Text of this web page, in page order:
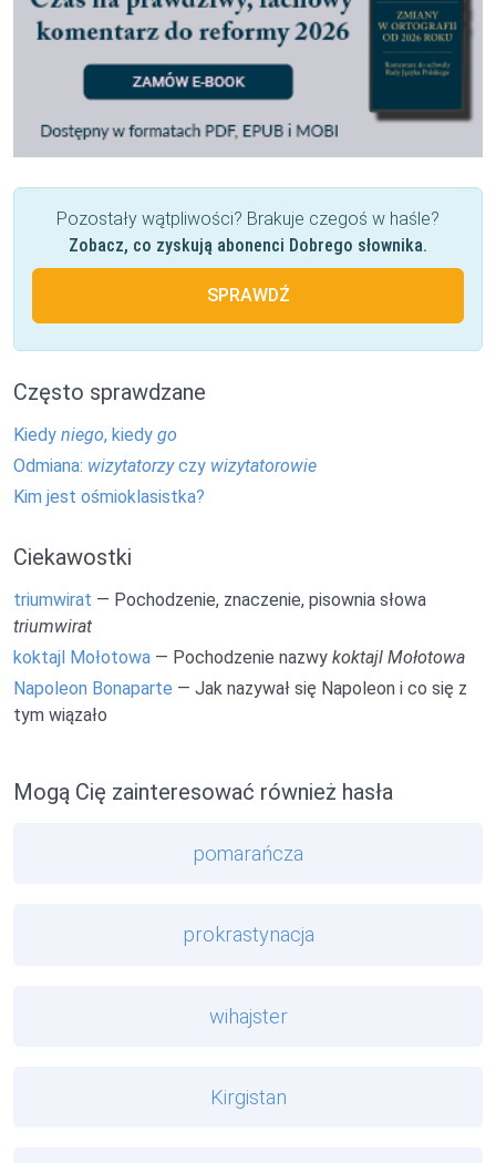
Pozostały wątpliwości? Brakuje czegoś w haśle?
Zobacz, co zyskują abonenci Dobrego słownika.
SPRAWDŹ
Często sprawdzane
Kiedy niego, kiedy go
Odmiana: wizytatorzyczy wizytatorowie
Kim jest ośmioklasistka?
Ciekawostki
triumwirat — Pochodzenie, znaczenie, pisownia słowa
triumwirat
koktajl Mołotowa — Pochodzenie nazwy koktajl Mołotowa
Napoleon Bonaparte — Jak nazywał się Napoleon i co się z
tym wiązało
Mogą Cię zainteresować również hasła
pomarańcza
prokrastynacja
wihajster
Kirgistan